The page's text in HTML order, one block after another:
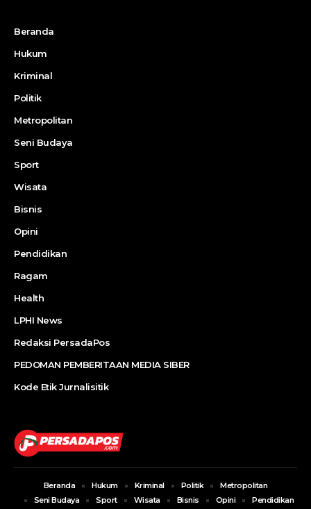
Beranda
Hukum
Kriminal
Politik
Metropolitan
Seni Budaya
Sport
Wisata
Bisnis
Opini
Pendidikan
Ragam
Health
LPHI News
Redaksi PersadaPos
PEDOMAN PEMBERITAAN MEDIA SIBER
Kode Etik Jurnalisitik
Beranda Hukum Kriminal Politik
Metropolitan
Seni Budaya
Sport Wisata Bisnis Opini Pendidikan